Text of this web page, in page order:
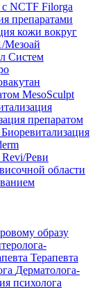
с NCTF Filorga
препаратами
кожи вокруг
Мезоай
Систем
MesoSculpt
препаратом
Биоревитализация
Revi/Реви
области
образу
Терапевта
Дерматолога-
психолога